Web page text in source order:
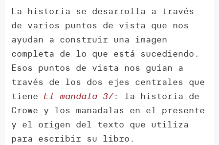
La historia se desarrolla a través
de varios puntos de vista que nos
ayudan a construir una imagen
completa de lo que está sucediendo.
Esos puntos de vista nos guían a
través de los dos ejes centrales que
tieneEl mandala 37: la historia de
Crowe y los manadalas en el presente
y el origen del texto que utiliza
para escribir su libro.